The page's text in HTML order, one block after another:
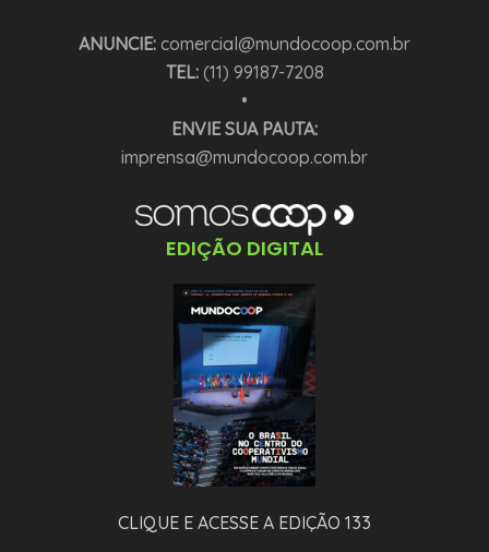
ANUNCIE: comercial@mundocoop.com.br
TEL:(11) 99187-7208
•
ENVIE SUA PAUTA:
imprensa@mundocoop.com.br
EDIÇÃO DIGITAL
CLIQUE E ACESSE A EDIÇÃO 133